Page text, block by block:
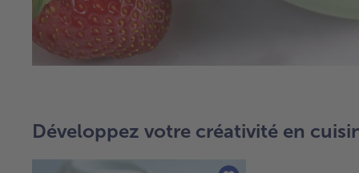
Développez votre créativité en